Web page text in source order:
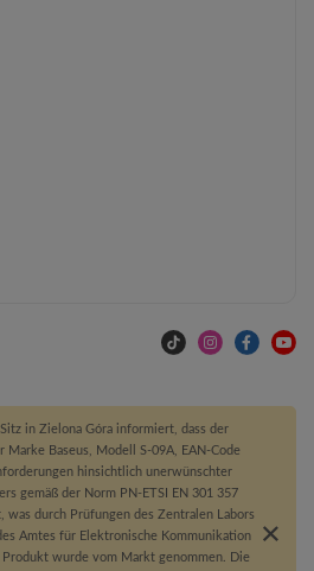
in Zielona Góra informiert, dass der
Marke Baseus, Modell S-09A, EAN-Code
hinsichtlich unerwünschter
gemäß der Norm PN-ETSI EN 301 357
durch Prüfungen des Zentralen Labors
Amtes für Elektronische Kommunikation
Produkt wurde vom Markt genommen. Die